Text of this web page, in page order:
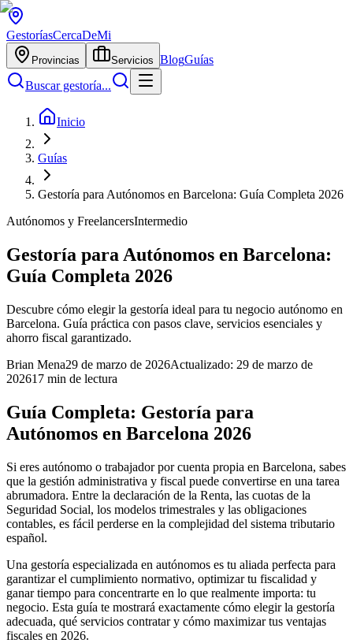
GestoríasCercaDeMi
Provincias Servicios BlogGuías
Buscar gestoría...
Inicio
Guías
Gestoría para Autónomos en Barcelona: Guía Completa 2026
Autónomos y FreelancersIntermedio
Gestoría para Autónomos en Barcelona:
Guía Completa 2026
Descubre cómo elegir la gestoría ideal para tu negocio autónomo en
Barcelona. Guía práctica con pasos clave, servicios esenciales y
ahorro fiscal garantizado.
Brian Mena29 de marzo de 2026Actualizado: 29 de marzo de
202617 min de lectura
Guía Completa: Gestoría para
Autónomos en Barcelona 2026
Si eres autónomo o trabajador por cuenta propia en Barcelona, sabes
que la gestión administrativa y fiscal puede convertirse en una tarea
abrumadora. Entre la declaración de la Renta, las cuotas de la
Seguridad Social, los modelos trimestrales y las obligaciones
contables, es fácil perderse en la complejidad del sistema tributario
español.
Una gestoría especializada en autónomos es tu aliada perfecta para
garantizar el cumplimiento normativo, optimizar tu fiscalidad y
ganar tiempo para concentrarte en lo que realmente importa: tu
negocio. Esta guía te mostrará exactamente cómo elegir la gestoría
adecuada, qué servicios contratar y cómo maximizar tus ventajas
fiscales en 2026.